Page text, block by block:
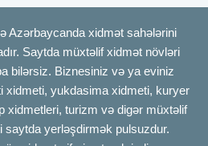
baxımından vacibdir.
sahə nəzərə alınaraq dizayn seçimi
işçiləri ilə xidmət sektorunda
Rəng seçimi brendin
Uniforma sifarişi zamanı
həm davamlılıq, həm də komfort
uniformanın təmizlənmə və
Azərbaycanda xidmət sahələrini
Saytda müxtəlif xidmət növləri
bilərsiz. Biznesiniz və ya eviniz
xidmeti, yukdasima xidmeti, kuryer
xidmetleri, turizm və digər müxtəlif
saytda yerləşdirmək pulsuzdur.